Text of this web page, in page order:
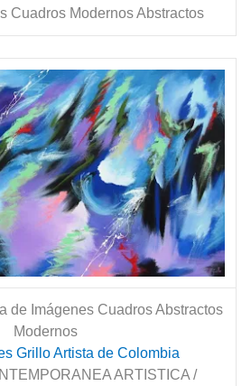
Cuadros Modernos Abstractos
de Imágenes Cuadros Abstractos
Modernos
Grillo Artista de Colombia
ARTISTICA /